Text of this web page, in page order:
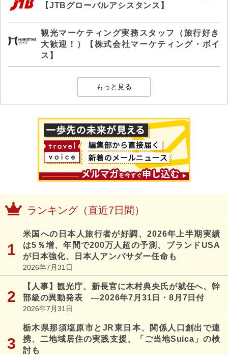
【JTBグローバルアシスタンス】
観光マーケティング実務スタッフ（旅行好き
大歓迎！）【株式会社マーケティング・ボイ
ス】
もっと見る
ランキング（直近7日間）
米国への日本人旅行者が好調、2026年上半期実績
は5％増、年間で200万人超の予測、ブランドUSA
が日本強化、日本人アンバサダー任命も
2026年7月31日
【人事】観光庁、新長官に木村典央氏が就任へ、幹
部級の異動発表 ―2026年7月31日・8月7日付
2026年7月31日
栃木県那須塩原市とJR東日本、関係人口創出で連
携、二地域居住の実践支援、「ご当地Suica」の検
討も